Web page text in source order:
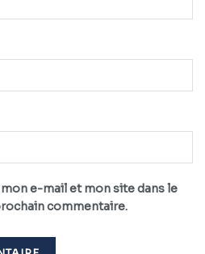
e-mail et mon site dans le
commentaire.